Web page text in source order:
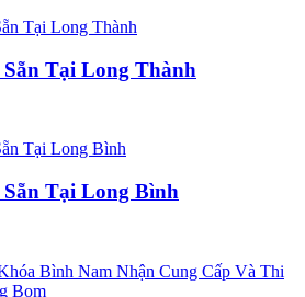
Sẵn Tại Long Thành
Sẵn Tại Long Bình